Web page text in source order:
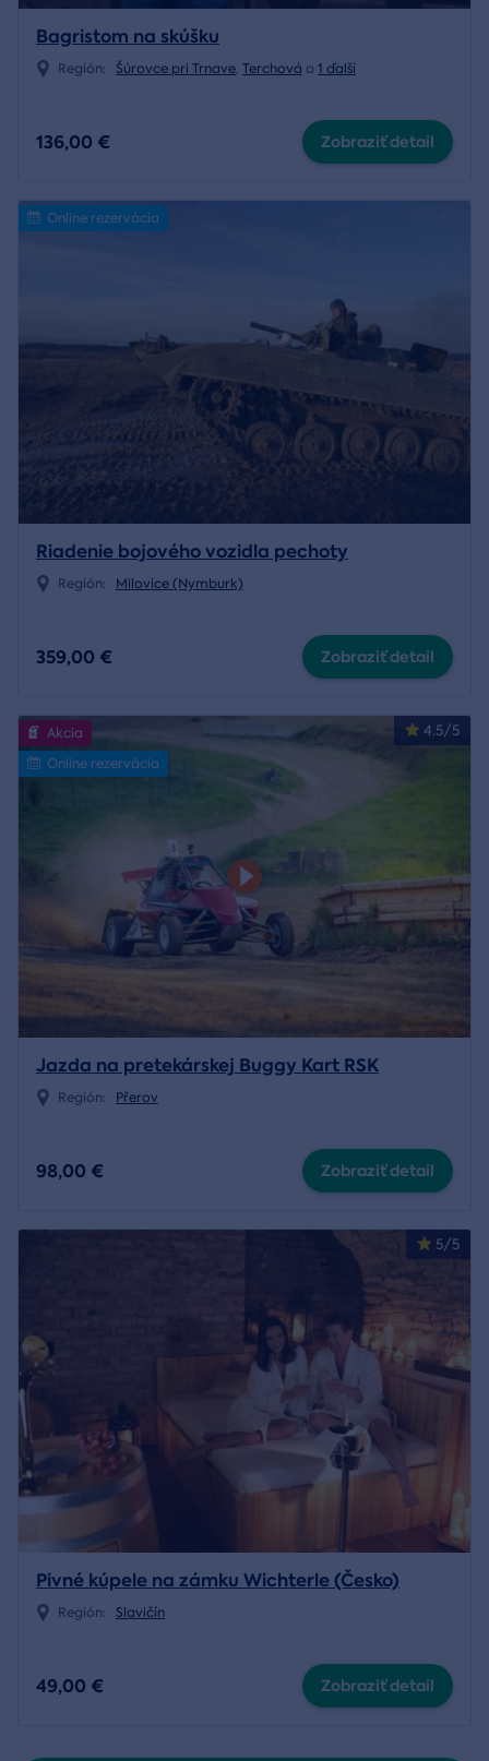
Bagristom na skúšku
Región: Šúrovce pri Trnave, Terchová a 1 ďalší
136,00 € Zobraziť detail
Online rezervácia
Riadenie bojového vozidla pechoty
Región: Milovice (Nymburk)
359,00 € Zobraziť detail
4.5/5
Akcia
Online rezervácia
Jazda na pretekárskej Buggy Kart RSK
Región: Přerov
98,00 € Zobraziť detail
5/5
Pivné kúpele na zámku Wichterle (Česko)
Región: Slavičín
49,00 € Zobraziť detail